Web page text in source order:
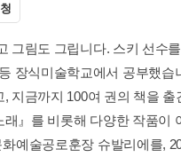
그림도 그립니다. 스키 선수
장식미술학교에서 공부했습
지금까지 100여 권의 책을 출
』를 비롯해 다양한 작품이
예술공로훈장 슈발리에를,